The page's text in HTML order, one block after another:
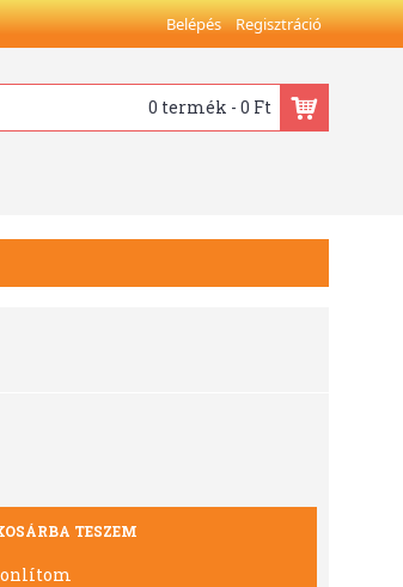
Belépés Regisztráció
0 termék - 0 Ft
TESZEM